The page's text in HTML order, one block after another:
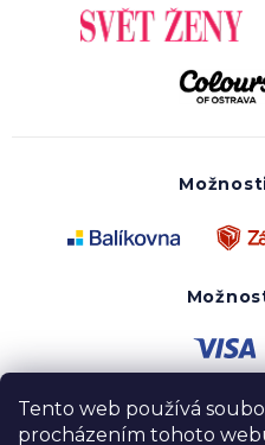
Tento web používá
procházením tohoto